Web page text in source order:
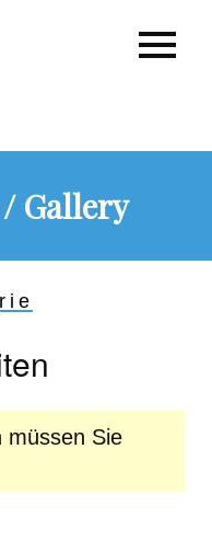
Gallery
müssen Sie